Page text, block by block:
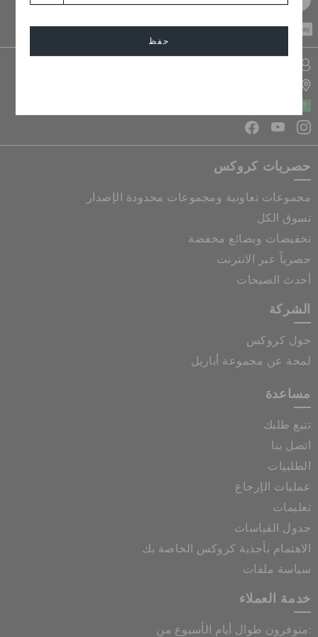
حفظ
CASH ON
حصريات كروكس
مجموعات تعاونية ومجموعات محدودة الإصدار
تسوق الكل
تخفيضات وبضائع مخفضة
حصرياً عبر الانترنت
أحدث الصيحات
الشركة
حول كروكس
لمحة عن مجموعة أباريل
مساعدة
تتبع طلبك
اتصل بنا
الطلبيات
عمليات الإرجاع
تعليمات
جدول القياسات
الاهتمام بأحذية كروكس الخاصة بك
سياسة ملفات
خدمة العملاء
متوفرون طوال أيام الأسبوع من: